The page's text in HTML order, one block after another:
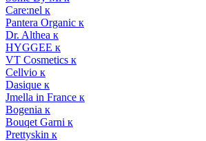
Care:nel к
Pantera Organic к
Dr. Althea к
HYGGEE к
VT Cosmetics к
Cellvio к
Dasique к
Jmella in France к
Bogenia к
Bouqet Garni к
Prettyskin к